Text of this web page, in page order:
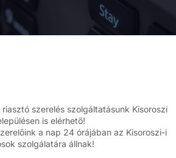
szerelés szolgáltatásunk Kisoroszi
is elérhető!
a nap 24 órájában az Kisoroszi-i
szolgálatára állnak!